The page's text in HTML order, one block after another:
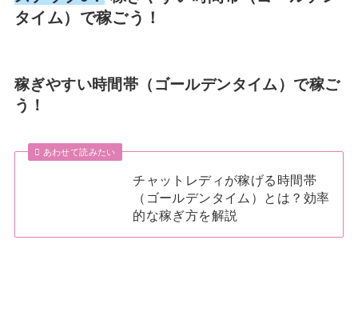
タイム）で稼ごう！
稼ぎやすい時間帯（ゴールデンタイム）で稼ご
う！
あわせて読みたい
チャットレディが稼げる時間帯
（ゴールデンタイム）とは？効率
的な稼ぎ方を解説